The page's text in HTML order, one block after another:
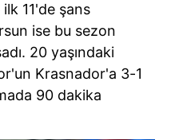
11'de şans
ise bu sezon
20 yaşındaki
Krasnador'a 3-1
90 dakika